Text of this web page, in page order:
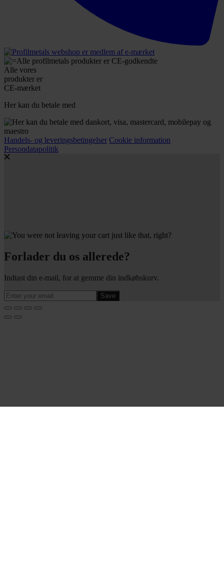
Alle vores
produkter er
CE-mærket
Her kan du betale med
Handels- og leveringsbetingelser Cookie information
Persondatapolitik
Forlader du os allerede?
Indtast din e-mail, for at gemme din indkøbskurv.
Save